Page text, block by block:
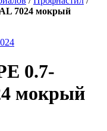
7024 мокрый
0.7-
мокрый